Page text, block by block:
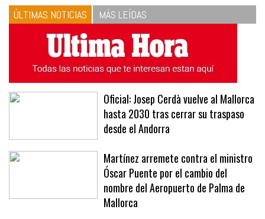
ÚLTIMAS NOTICIAS MÁS LEÍDAS
Oficial: Josep Cerdà vuelve al Mallorca
hasta 2030 tras cerrar su traspaso
desde el Andorra
Martínez arremete contra el ministro
Óscar Puente por el cambio del
nombre del Aeropuerto de Palma de
Mallorca